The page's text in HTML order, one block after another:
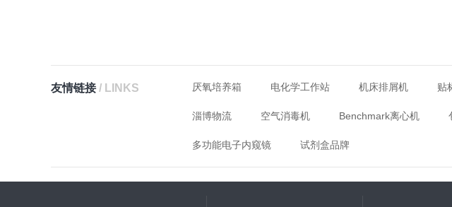
友情链接/ LINKS 厌氧培养箱 电化学工作站 机床排屑机 贴
淄博物流 空气消毒机 Benchmark离心机
多功能电子内窥镜 试剂盒品牌